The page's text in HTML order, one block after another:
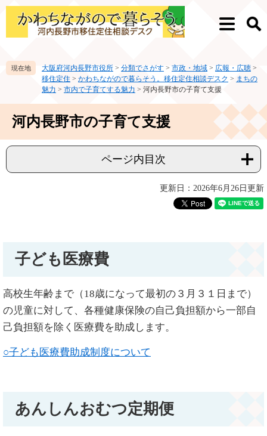
ペ
メ
て
メ
検
大阪府河内長野市役所 > 分類でさがす > 市政・地域 > 広報・広聴 >
移住定住 > かわちながので暮らそう。移住定住相談デスク > まちの
魅力 > 市内で子育てする魅力 > 河内長野市の子育て支援
河内長野市の子育て支援
ページ内目次
更新日：2026年6月26日更新
子ども医療費
高校生年齢まで（18歳になって最初の３月３１日まで）
の児童に対して、各種健康保険の自己負担額から一部自
己負担額を除く医療費を助成します。​
○子ども医療費助成制度について​
あんしんおむつ定期便